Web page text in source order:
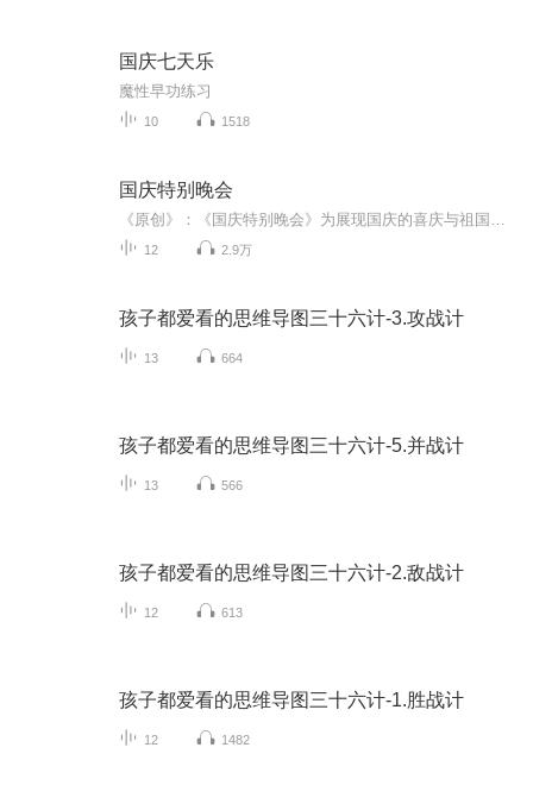
国庆七天乐
魔性早功练习
10 1518
国庆特别晚会
12 2.9万
孩子都爱看的思维导图三十六计-3.攻战计
13 664
孩子都爱看的思维导图三十六计-5.并战计
13 566
孩子都爱看的思维导图三十六计-2.敌战计
12 613
孩子都爱看的思维导图三十六计-1.胜战计
12 1482